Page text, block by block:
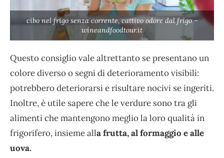
cibo nel frigo senza corrente, cattivo odore dal frigo –
wineandfoodtour.it
Questo consiglio vale altrettanto se presentano un
colore diverso o segni di deterioramento visibili:
potrebbero deteriorarsi e risultare nocivi se ingeriti.
Inoltre, è utile sapere che le verdure sono tra gli
alimenti che mantengono meglio la loro qualità in
frigorifero, insieme alla frutta, al formaggio e alle
uova.